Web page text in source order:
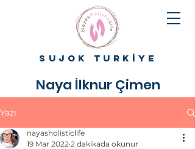
SUJOK TURKİYE
Naya İlknur Çimen
Yazı
nayasholisticlife
19 Mar 2022 2 dakikada okunur